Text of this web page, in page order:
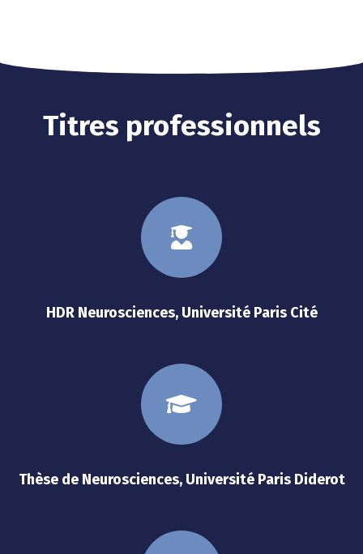
Titres professionnels
HDR Neurosciences, Université Paris Cité
Thèse de Neurosciences, Université Paris Diderot